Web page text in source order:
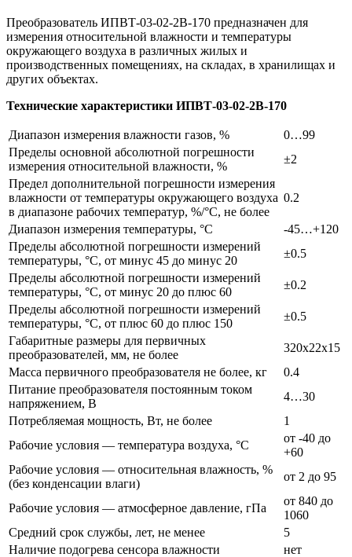
Преобразователь ИПВТ-03-02-2В-170 предназначен для
измерения относительной влажности и температуры
окружающего воздуха в различных жилых и
производственных помещениях, на складах, в хранилищах и
других объектах.
Технические характеристики ИПВТ-03-02-2В-170
Диапазон измерения влажности газов, %
0…99
Пределы основной абсолютной погрешности
измерения относительной влажности, %
±2
Предел дополнительной погрешности измерения
влажности от температуры окружающего воздуха
в диапазоне рабочих температур, %/°С, не более
0.2
Диапазон измерения температуры, °С
-45…+120
Пределы абсолютной погрешности измерений
температуры, °С, от минус 45 до минус 20
±0.5
Пределы абсолютной погрешности измерений
температуры, °С, от минус 20 до плюс 60
±0.2
Пределы абсолютной погрешности измерений
температуры, °С, от плюс 60 до плюс 150
±0.5
Габаритные размеры для первичных
преобразователей, мм, не более
320х22х15
Масса первичного преобразователя не более, кг
0.4
Питание преобразователя постоянным током
напряжением, В
4…30
Потребляемая мощность, Вт, не более
1
Рабочие условия — температура воздуха, °С
от -40 до
+60
Рабочие условия — относительная влажность, %
(без конденсации влаги)
от 2 до 95
Рабочие условия — атмосферное давление, гПа
от 840 до
1060
Средний срок службы, лет, не менее
5
Наличие подогрева сенсора влажности
нет